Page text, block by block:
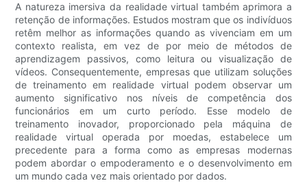
A natureza imersiva da realidade virtual também aprimora a
retenção de informações. Estudos mostram que os indivíduos
retêm melhor as informações quando as vivenciam em um
contexto realista, em vez de por meio de métodos de
aprendizagem passivos, como leitura ou visualização de
vídeos. Consequentemente, empresas que utilizam soluções
de treinamento em realidade virtual podem observar um
aumento significativo nos níveis de competência dos
funcionários em um curto período. Esse modelo de
treinamento inovador, proporcionado pela máquina de
realidade virtual operada por moedas, estabelece um
precedente para a forma como as empresas modernas
podem abordar o empoderamento e o desenvolvimento em
um mundo cada vez mais orientado por dados.